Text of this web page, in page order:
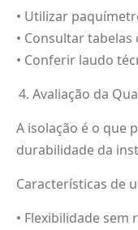
• Utilizar
• Consultar
• Conferir laudo
Avaliação da
A isolação é o que
durabilidade da
Características de
• Flexibilidade sem